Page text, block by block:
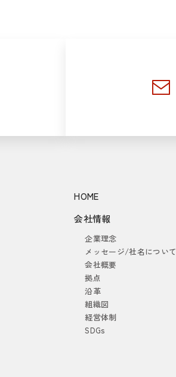
HOME
会社情報
企業理念
メッセージ/社名について
会社概要
拠点
沿革
組織図
経営体制
SDGs